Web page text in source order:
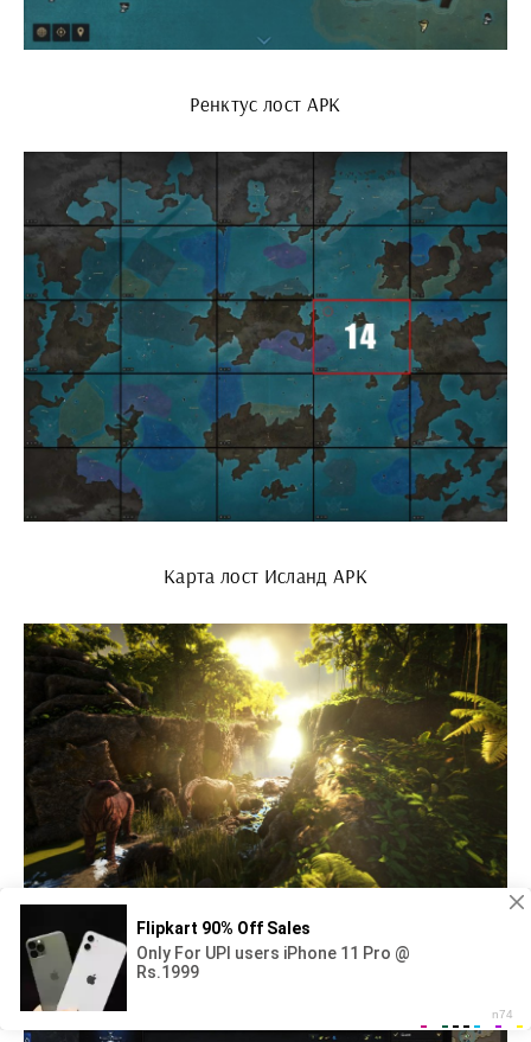
Ренктус лост АРК
Карта лост Исланд АРК
АРК Затерянный остров